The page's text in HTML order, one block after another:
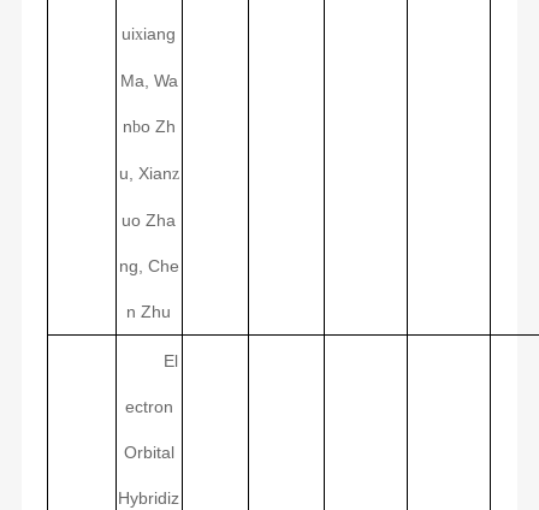
uixiang
Ma, Wa
nbo Zh
u, Xianz
uo Zha
ng, Che
n Zhu
El
ectron
Orbital
Hybridiz